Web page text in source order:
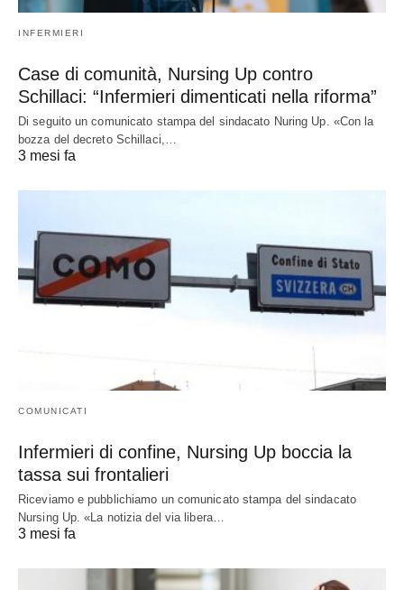
INFERMIERI
Case di comunità, Nursing Up contro
Schillaci: “Infermieri dimenticati nella riforma”
Di seguito un comunicato stampa del sindacato Nuring Up. «Con la
bozza del decreto Schillaci,…
3 mesi fa
COMUNICATI
Infermieri di confine, Nursing Up boccia la
tassa sui frontalieri
Riceviamo e pubblichiamo un comunicato stampa del sindacato
Nursing Up. «La notizia del via libera…
3 mesi fa